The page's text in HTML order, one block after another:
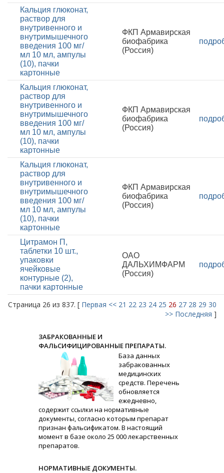
Кальция глюконат,
раствор для
внутривенного и
внутримышечного
введения 100 мг/
мл 10 мл, ампулы
(10), пачки
картонные
ФКП Армавирская
биофабрика
(Россия)
Кальция глюконат,
раствор для
внутривенного и
внутримышечного
введения 100 мг/
мл 10 мл, ампулы
(10), пачки
картонные
ФКП Армавирская
биофабрика
(Россия)
Кальция глюконат,
раствор для
внутривенного и
внутримышечного
введения 100 мг/
мл 10 мл, ампулы
(10), пачки
картонные
ФКП Армавирская
биофабрика
(Россия)
Цитрамон П,
таблетки 10 шт.,
упаковки
ячейковые
контурные (2),
пачки картонные
ОАО
ДАЛЬХИМФАРМ
(Россия)
Страница 26 из 837. [ Первая << 21 22 23 24 25 26 27 28 29 30
>> Последняя ]
ЗАБРАКОВАННЫЕ И
ФАЛЬСИФИЦИРОВАННЫЕ ПРЕПАРАТЫ.
База данных
забракованных
медицинских
средств. Перечень
обновляется
ежедневно,
содержит ссылки на нормативные
документы, согласно которым препарат
признан фальсификатом. В настоящий
момент в базе около 25 000 лекарственных
препаратов.
НОРМАТИВНЫЕ ДОКУМЕНТЫ.